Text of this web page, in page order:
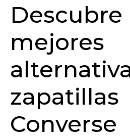
Descubre
mejores
zapatillas
Converse